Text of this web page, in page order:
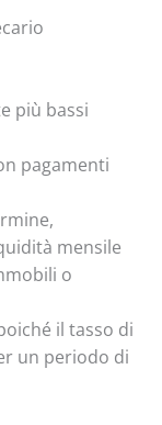
più bassi
pagamenti
mensile
o
il tasso di
un periodo di